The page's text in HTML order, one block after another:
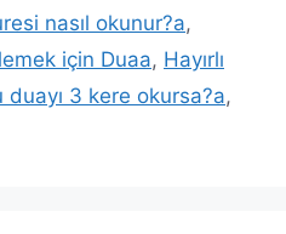
nasıl okunur?a,
için Duaa, Hayırlı
duayı 3 kere okursa?a,